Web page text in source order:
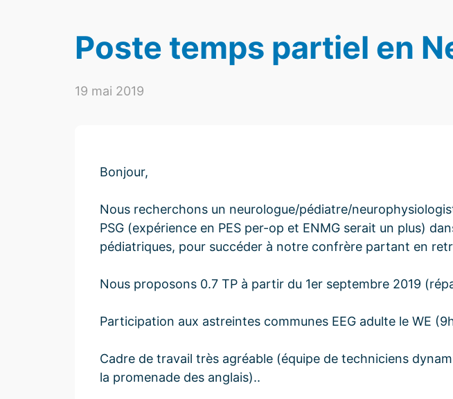
Poste temps partiel en
19 mai 2019
Bonjour,
Nous recherchons un neurologue/pédiatre/
PSG (expérience en PES per-op et ENMG serait un plus)
pédiatriques, pour succéder à notre confrère partant en
Nous proposons 0.7 TP à partir du 1er septembre 2019
Participation aux astreintes communes EEG adulte le WE
Cadre de travail très agréable (équipe de techniciens
la promenade des anglais)..